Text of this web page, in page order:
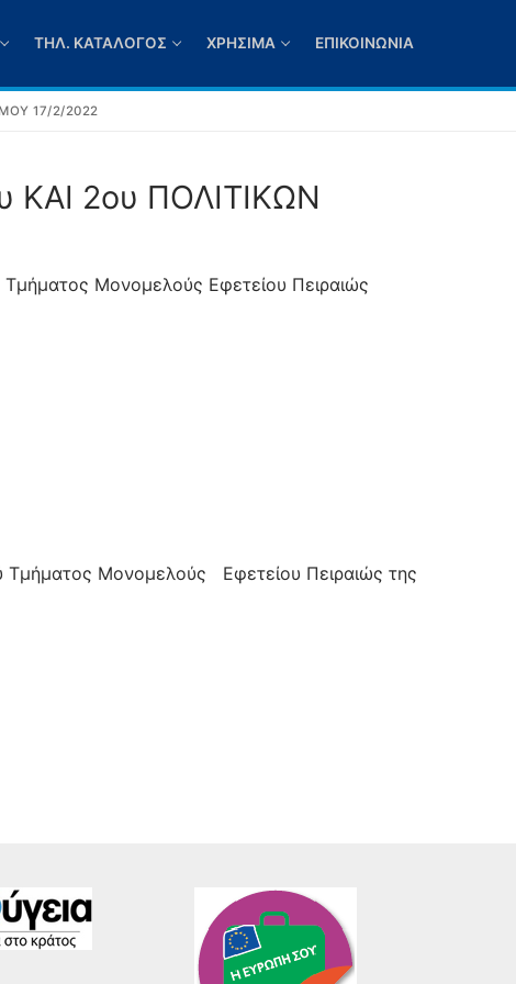
ΤΗΛ. ΚΑΤΆΛΟΓΟΣ ΧΡΉΣΙΜΑ ΕΠΙΚΟΙΝΩΝΊΑ
17/2/2022
2ου ΠΟΛΙΤΙΚΩΝ
Τμήματος Μονομελούς Εφετείου Πειραιώς
Τμήματος Μονομελούς Εφετείου Πειραιώς της